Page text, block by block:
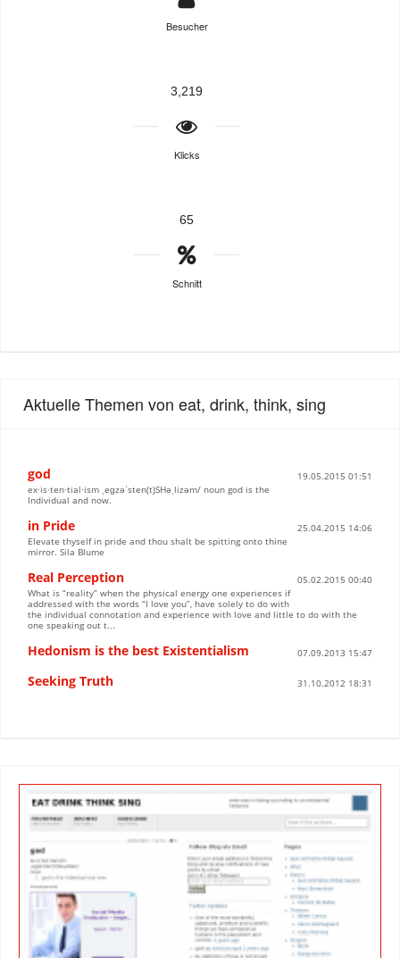
Besucher
3,219
Klicks
65
Schnitt
Aktuelle Themen von eat, drink, think, sing
god
19.05.2015 01:51
ex·is·ten·tial·ism ˌeɡzəˈsten(t)SHəˌlizəm/ noun god is the
Individual and now.
in Pride
25.04.2015 14:06
Elevate thyself in pride and thou shalt be spitting onto thine
mirror. Sila Blume
Real Perception
05.02.2015 00:40
What is “reality” when the physical energy one experiences if
addressed with the words “I love you”, have solely to do with
the individual connotation and experience with love and little to do with the
one speaking out t...
Hedonism is the best Existentialism 07.09.2013 15:47
Seeking Truth 31.10.2012 18:31